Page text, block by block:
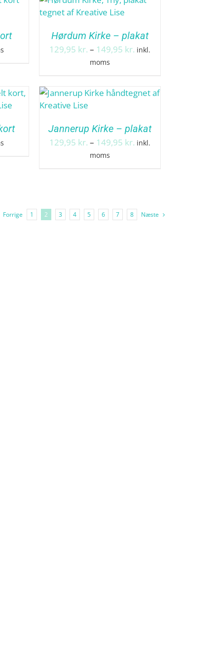
Hørdum Kirke – plakat
129,95 kr. – 149,95 kr.Prisinterval:
inkl.
moms
Jannerup Kirke – plakat
129,95 kr. – 149,95 kr.Prisinterval:
inkl.
moms
Forrige 1 2 3 4 5 6 7 8 Næste